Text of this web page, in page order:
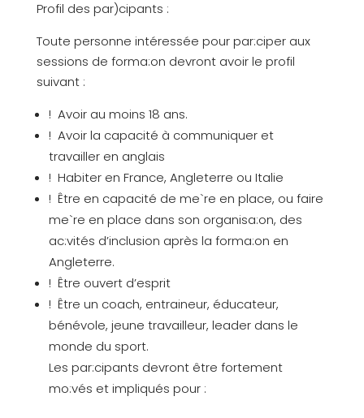
Profil des par)cipants :
Toute personne intéressée pour par:ciper aux
sessions de forma:on devront avoir le profil
suivant :
! Avoir au moins 18 ans.
! Avoir la capacité à communiquer et
travailler en anglais
! Habiter en France, Angleterre ou Italie
! Être en capacité de me`re en place, ou faire
me`re en place dans son organisa:on, des
ac:vités d’inclusion après la forma:on en
Angleterre.
! Être ouvert d’esprit
! Être un coach, entraineur, éducateur,
bénévole, jeune travailleur, leader dans le
monde du sport.
Les par:cipants devront être fortement
mo:vés et impliqués pour :